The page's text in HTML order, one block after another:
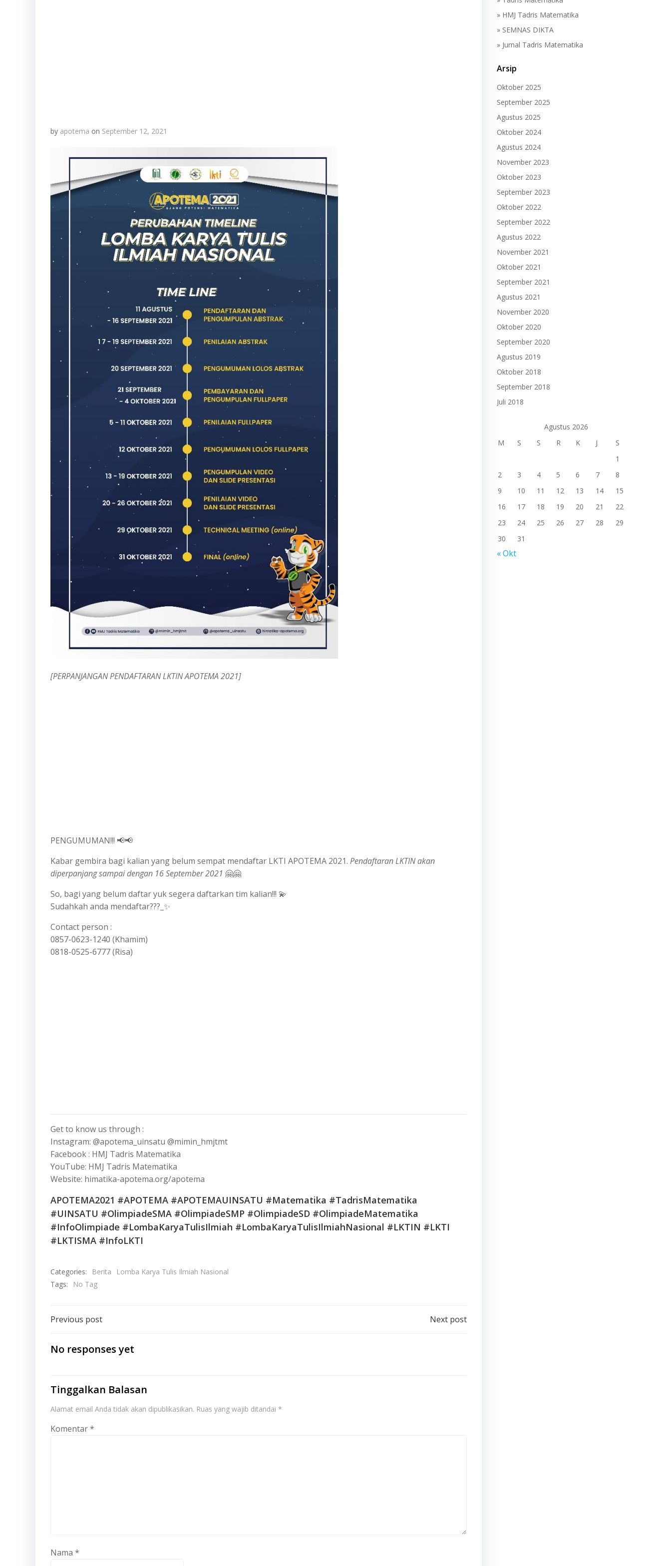
by apotema on September 12, 2021
[PERPANJANGAN PENDAFTARAN LKTIN APOTEMA 2021]
PENGUMUMAN!!! 📢📢
Kabar gembira bagi kalian yang belum sempat mendaftar LKTI APOTEMA 2021. Pendaftaran LKTIN akan
diperpanjang sampai dengan 16 September 2021 🤗🤗
So, bagi yang belum daftar yuk segera daftarkan tim kalian!!! 💫
Sudahkah anda mendaftar???_✨
Contact person :
0857-0623-1240 (Khamim)
0818-0525-6777 (Risa)
Get to know us through :
Instagram: @apotema_uinsatu @mimin_hmjtmt
Facebook : HMJ Tadris Matematika
YouTube: HMJ Tadris Matematika
Website: himatika-apotema.org/apotema
APOTEMA2021 #APOTEMA #APOTEMAUINSATU #Matematika #TadrisMatematika
#UINSATU #OlimpiadeSMA #OlimpiadeSMP #OlimpiadeSD #OlimpiadeMatematika
#InfoOlimpiade #LombaKaryaTulisIlmiah #LombaKaryaTulisIlmiahNasional #LKTIN #LKTI
#LKTISMA #InfoLKTI
Categories: Berita
Lomba Karya Tulis Ilmiah Nasional
Tags:
No Tag
Post
navigation
Previous post Next post
No responses yet
Tinggalkan Balasan
Alamat email Anda tidak akan dipublikasikan. Ruas yang wajib ditandai *
Komentar*
Nama *
» HMJ Tadris Matematika
» SEMNAS DIKTA
» Jurnal Tadris Matematika
Arsip
Oktober 2025
September 2025
Agustus 2025
Oktober 2024
Agustus 2024
November 2023
Oktober 2023
September 2023
Oktober 2022
September 2022
Agustus 2022
November 2021
Oktober 2021
September 2021
Agustus 2021
November 2020
Oktober 2020
September 2020
Agustus 2019
Oktober 2018
September 2018
Juli 2018
Agustus 2026
M
S S R K J
S
1
2
3 4 5 6 7
8
9
10 11 12 13 14
15
16
17 18 19 20 21
22
23
24 25 26 27 28
29
30
31
« Okt